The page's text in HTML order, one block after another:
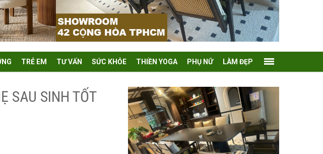
TRẺ EM TƯ VẤN SỨC KHỎE THIỀN YOGA PHỤ NỮ LÀM ĐẸP
SAU SINH TỐT